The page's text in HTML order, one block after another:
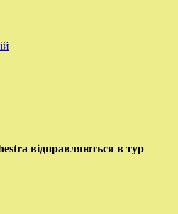
відправляються в тур